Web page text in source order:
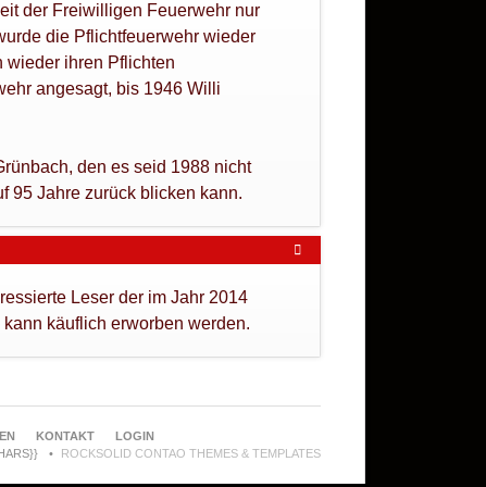
der Freiwilligen Feuerwehr nur
die Pflichtfeuerwehr wieder
wieder ihren Pflichten
angesagt, bis 1946 Willi
den es seid 1988 nicht
95 Jahre zurück blicken kann.
Leser der im Jahr 2014
käuflich erworben werden.
KONTAKT
LOGIN
ROCKSOLID CONTAO THEMES & TEMPLATES